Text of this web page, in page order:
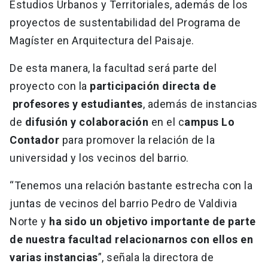
Estudios Urbanos y Territoriales, además de los
proyectos de sustentabilidad del Programa de
Magíster en Arquitectura del Paisaje.
De esta manera, la facultad será parte del
proyecto con la participación directa de
profesores y estudiantes, además de instancias
de difusión y colaboración en el campus Lo
Contador para promover la relación de la
universidad y los vecinos del barrio.
“Tenemos una relación bastante estrecha con la
juntas de vecinos del barrio Pedro de Valdivia
Norte y ha sido un objetivo importante de parte
de nuestra facultad relacionarnos con ellos en
varias instancias”, señala la directora de